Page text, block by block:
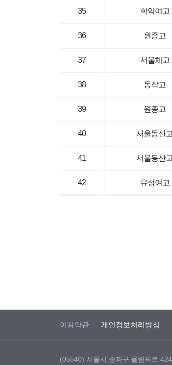
35 학익여고
36 원종고
37 서울체고
38 동작고
39 원종고
40 서울동산고
41 서울동산고
42 유성여고
이용약관 개인정보처리방침
(05540) 서울시 송파구 올림픽로